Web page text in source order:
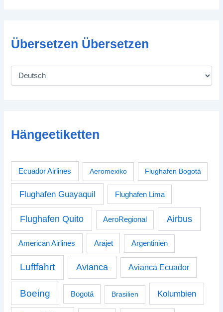
Übersetzen Übersetzen
Hängeetiketten
Ecuador Airlines Aeromexiko Flughafen Bogotá
Flughafen Guayaquil Flughafen Lima
Flughafen Quito AeroRegional Airbus
American Airlines Arajet Argentinien
Luftfahrt Avianca Avianca Ecuador
Boeing Bogotá Brasilien Kolumbien